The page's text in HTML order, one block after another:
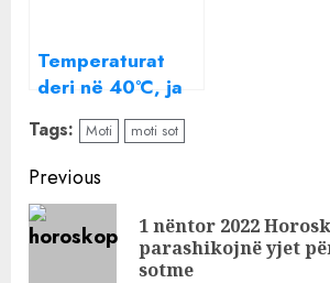
Temperaturat
deri në 40°C, ja
parashikimi i
motit për sot
Tags: Moti moti sot
Continue
Reading
Previous
1 nëntor 2022
parashikojnë yjet
sotme